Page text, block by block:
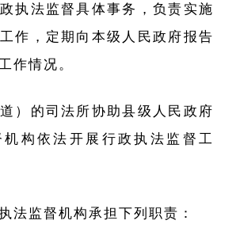
执法监督具体事务，负责实施
作，定期向本级人民政府报告
作情况。
）的司法所协助县级人民政府
构依法开展行政执法监督工
法监督机构承担下列职责：